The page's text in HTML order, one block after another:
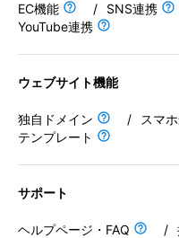
保存機能
EC機能 / SNS連携
YouTube連携
ウェブサイト機能
独自ドメイン / スマ
テンプレート
サポート
ヘルプページ・FAQ /